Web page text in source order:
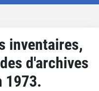
inventaires,
d'archives
1973.